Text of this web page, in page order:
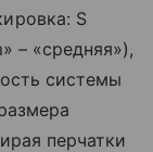
S
– «средняя»),
системы
перчатки